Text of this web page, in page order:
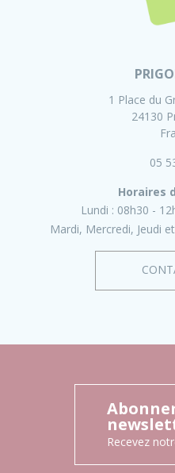
1 Place du
24130
05
Horaires
Lundi : 08h30 -
Mardi, Mercredi, Jeudi
Recevez